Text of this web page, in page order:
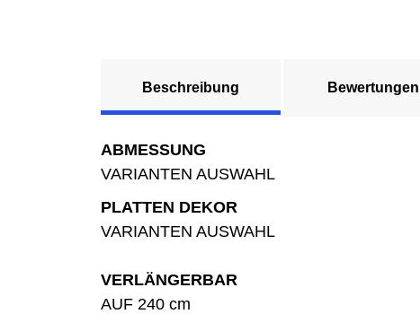
Beschreibung Bewertungen
ABMESSUNG
VARIANTEN AUSWAHL
PLATTEN DEKOR
VARIANTEN AUSWAHL
VERLÄNGERBAR
AUF 240 cm